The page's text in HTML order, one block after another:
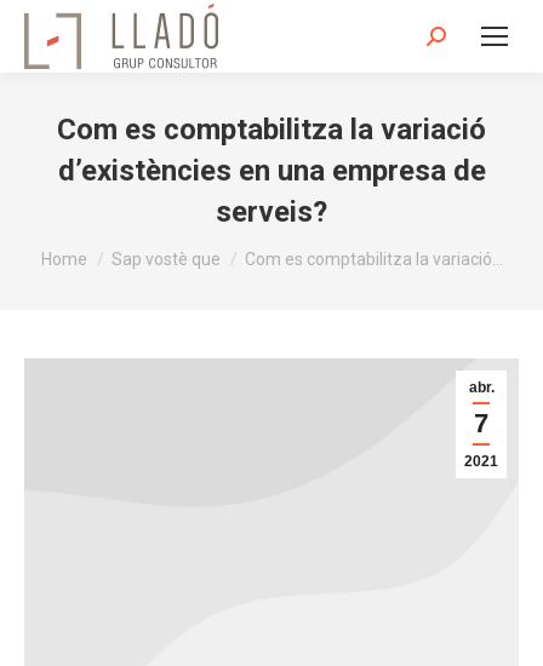
Search:
Com es comptabilitza la variació
d’existències en una empresa de
serveis?
You are here:
Home Sap vostè que Com es comptabilitza la variació…
abr.
7
2021